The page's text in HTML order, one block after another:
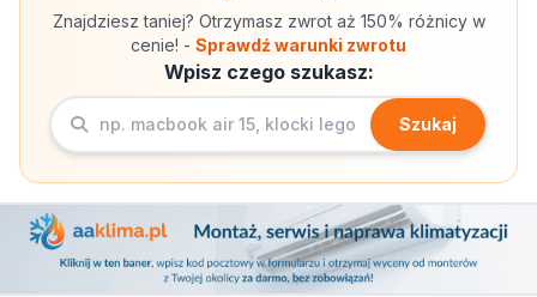
Znajdziesz taniej? Otrzymasz zwrot aż 150% różnicy w
cenie! - Sprawdź warunki zwrotu
Wpisz czego szukasz:
Szukaj